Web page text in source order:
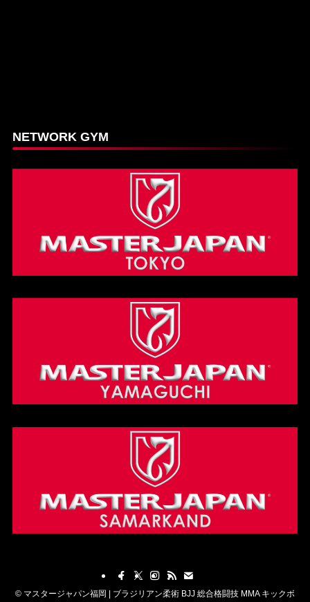
NETWORK GYM
© マスタージャパン福岡 | ブラジリアン柔術 BJJ 総合格闘技 MMA キックボ